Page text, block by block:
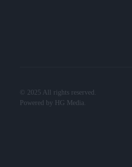
© 2025 All rights reserved.
Powered by
HG Media.